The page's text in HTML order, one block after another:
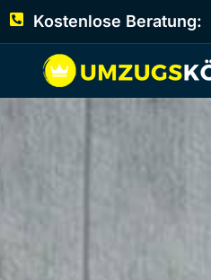
Kostenlose Beratung: